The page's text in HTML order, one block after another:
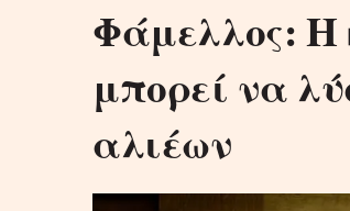
Φάμελλος: Η
μπορεί να
αλιέων